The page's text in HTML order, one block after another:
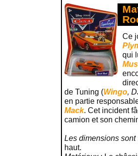
Ce
qui
de Tuning (Wingo,
en partie
Mack. Cet incident
camion et son
Les dimensions sont
haut.